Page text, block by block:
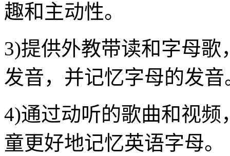
趣和主动性。
3)提供外教带读和字母
发音，并记忆字母的发音
4)通过动听的歌曲和视
童更好地记忆英语字母。